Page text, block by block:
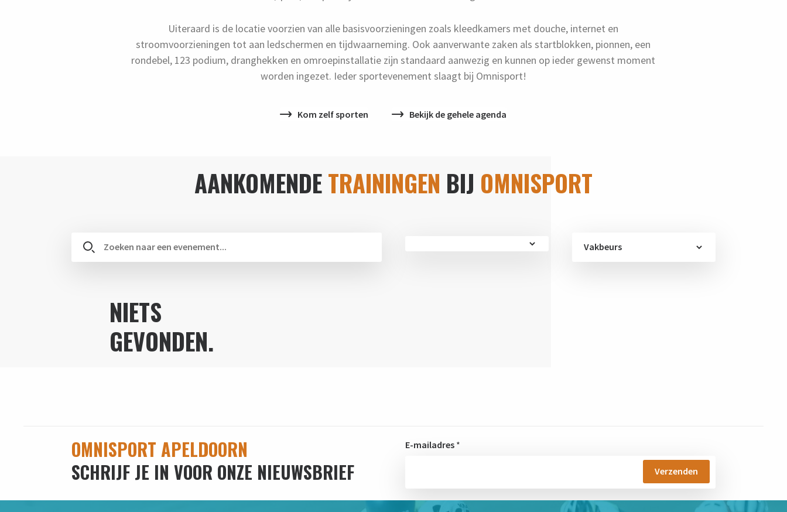
Uiteraard is de locatie voorzien van alle basisvoorzieningen zoals kleedkamers met douche, internet en
stroomvoorzieningen tot aan ledschermen en tijdwaarneming. Ook aanverwante zaken als startblokken, pionnen, een
rondebel, 123 podium, dranghekken en omroepinstallatie zijn standaard aanwezig en kunnen op ieder gewenst moment
worden ingezet. Ieder sportevenement slaagt bij Omnisport!
Kom zelf sporten Bekijk de gehele agenda
AANKOMENDETRAININGEN BIJ OMNISPORT
Vakbeurs
NIETS
GEVONDEN.
OMNISPORT APELDOORN
SCHRIJF JE IN VOOR ONZE NIEUWSBRIEF
E-mailadres *